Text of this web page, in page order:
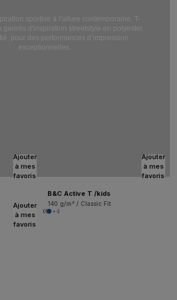
sportive à l’allure contemporaine. T-
genrés d'inspiration streetstyle en polyester
pour des performances d’impression
exceptionnelles.
Ajouter
à mes
favoris
Ajouter
à mes
favoris
B&C Active T /kids
140 g/m² / Classic Fit
+4
Ajouter
à mes
favoris